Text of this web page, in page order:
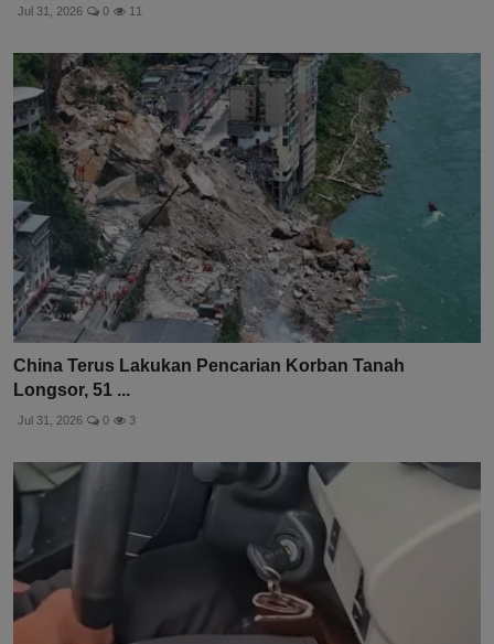
Jul 31, 2026 0 11
China Terus Lakukan Pencarian Korban Tanah
Longsor, 51 ...
Jul 31, 2026 0 3